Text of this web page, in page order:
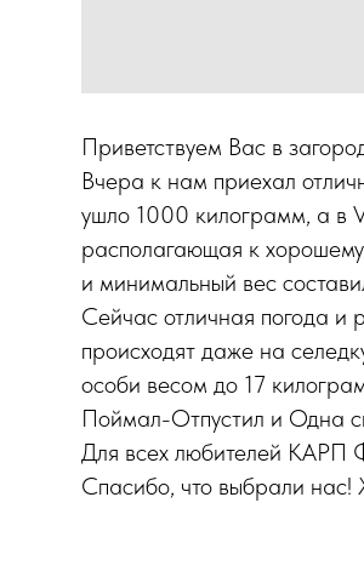
Приветствуем Вас в
Вчера к нам приехал
ушло 1000 килограмм, а в
располагающая к
и минимальный вес
Сейчас отличная погода и
происходят даже на
особи весом до 17
Поймал-Отпустил и Одна
Для всех любителей
Спасибо, что выбрали